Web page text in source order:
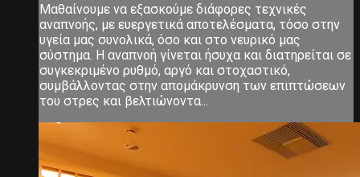
Μαθαίνουμε να εξασκούμε διάφορες τεχνικές
αναπνοής, με ευεργετικά αποτελέσματα, τόσο στην
υγεία μας συνολικά, όσο και στο νευρικό μας
σύστημα. Η αναπνοή γίνεται ήσυχα και διατηρείται σε
συγκεκριμένο ρυθμό, αργό και στοχαστικό,
συμβάλλοντας στην απομάκρυνση των επιπτώσεων
του στρες και βελτιώνοντα...